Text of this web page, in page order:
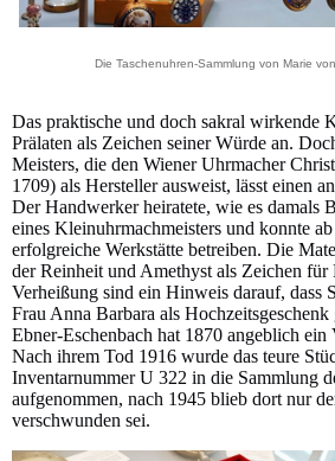
Die Taschenuhren-Sammlung von Marie
Das praktische und doch sakral wirkende
Prälaten als Zeichen seiner Würde an.
Meisters, die den Wiener Uhrmacher
1709) als Hersteller ausweist, lässt einen
Der Handwerker heiratete, wie es damals
eines Kleinuhrmachmeisters und konnte
erfolgreiche Werkstätte betreiben. Die
der Reinheit und Amethyst als Zeichen
Verheißung sind ein Hinweis darauf, dass
Frau Anna Barbara als
Ebner-Eschenbach hat 1870 angeblich ein
Nach ihrem Tod 1916 wurde das teure
Inventarnummer U 322 in die Sammlung
aufgenommen, nach 1945 blieb dort nur
verschwunden sei.